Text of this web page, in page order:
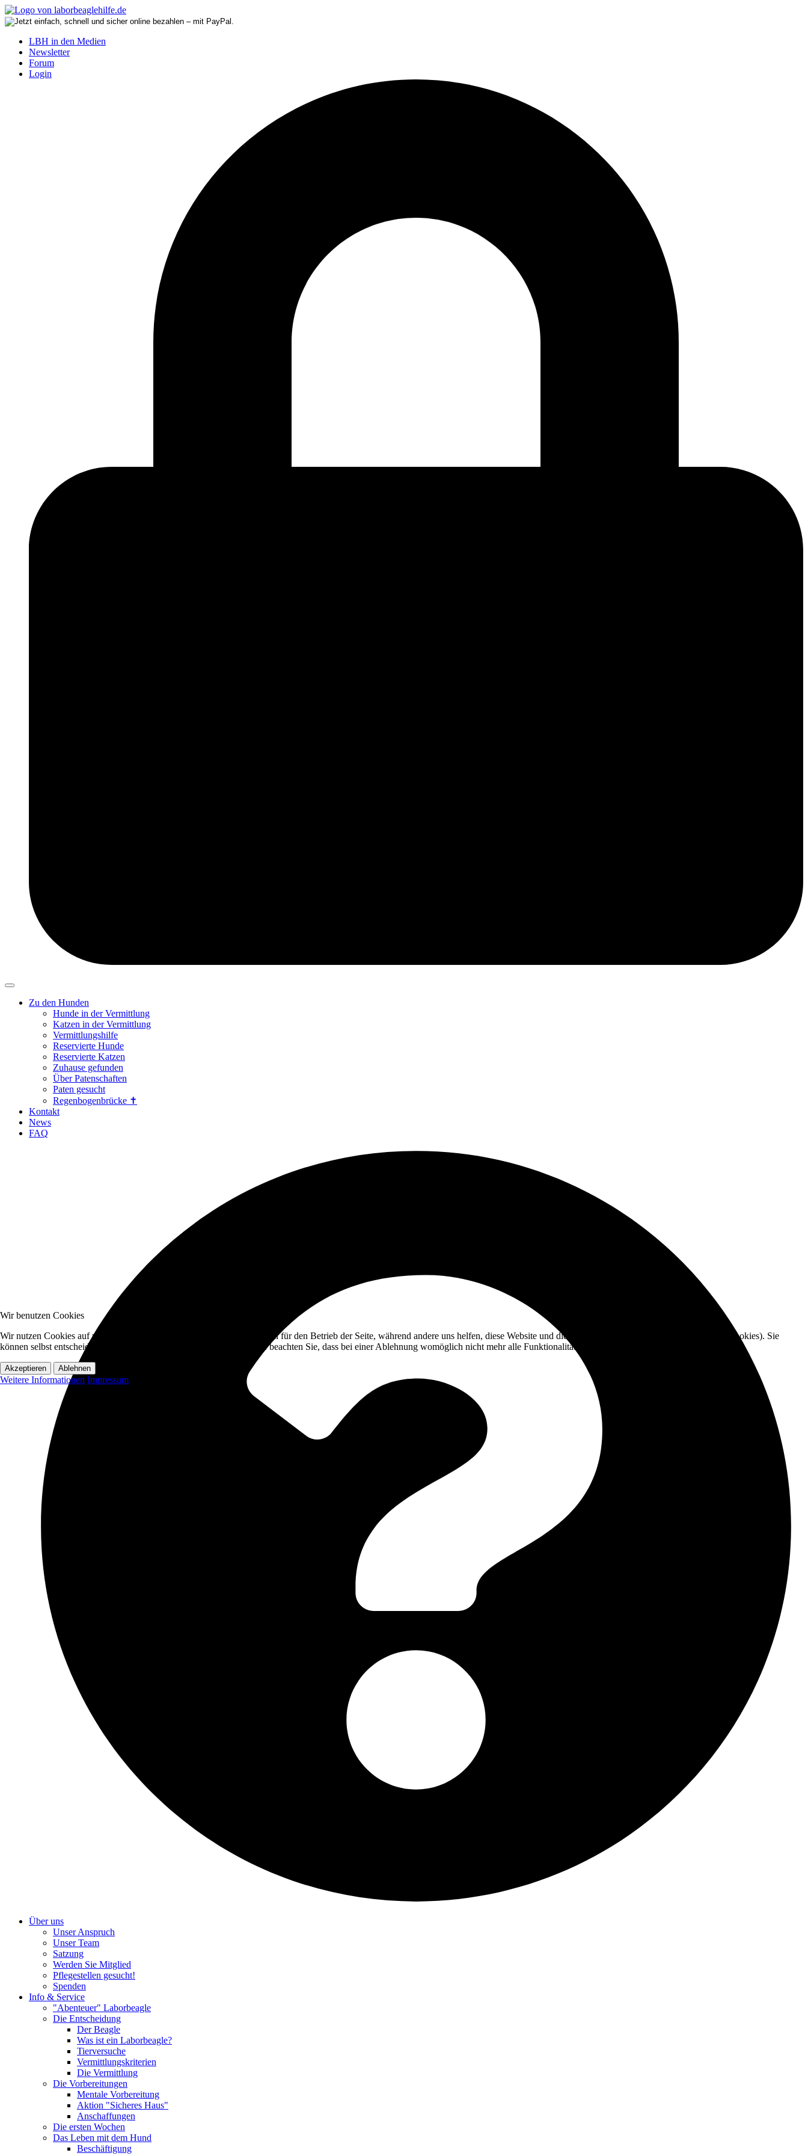
LBH in den Medien
Newsletter
Forum
Login
Zu den Hunden
Hunde in der Vermittlung
Katzen in der Vermittlung
Vermittlungshilfe
Reservierte Hunde
Reservierte Katzen
Zuhause gefunden
Über Patenschaften
Paten gesucht
Regenbogenbrücke ✝
Kontakt
News
FAQ
Über uns
Unser Anspruch
Unser Team
Satzung
Werden Sie Mitglied
Pflegestellen gesucht!
Spenden
Info & Service
"Abenteuer" Laborbeagle
Die Entscheidung
Der Beagle
Was ist ein Laborbeagle?
Tierversuche
Vermittlungskriterien
Die Vermittlung
Die Vorbereitungen
Mentale Vorbereitung
Aktion "Sicheres Haus"
Anschaffungen
Die ersten Wochen
Das Leben mit dem Hund
Beschäftigung
Wir benutzen Cookies
Wir nutzen Cookies auf unserer Website. Einige von ihnen sind essenziell für den Betrieb der Seite, während andere uns helfen, diese Website und die Nutzererfahrung zu verbessern (Tracking Cookies). Sie
können selbst entscheiden, ob Sie die Cookies zulassen möchten. Bitte beachten Sie, dass bei einer Ablehnung womöglich nicht mehr alle Funktionalitäten der Seite zur Verfügung stehen.
Akzeptieren Ablehnen
Weitere Informationen Impressum